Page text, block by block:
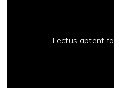
Lectus aptent